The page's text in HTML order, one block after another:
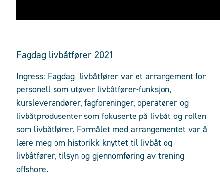
Fagdag livbåtfører 2021
Ingress: Fagdag livbåtfører var et arrangement for
personell som utøver livbåtfører-funksjon,
kursleverandører, fagforeninger, operatører og
livbåtprodusenter som fokuserte på livbåt og rollen
som livbåtfører. Formålet med arrangementet var å
lære meg om historikk knyttet til livbåt og
livbåtfører, tilsyn og gjennomføring av trening
offshore.